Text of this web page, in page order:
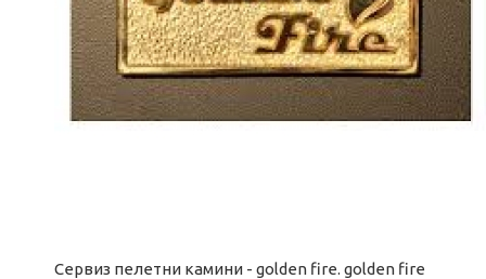
Сервиз пелетни камини - golden fire. golden fire